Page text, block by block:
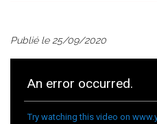
Publié le 25/09/2020